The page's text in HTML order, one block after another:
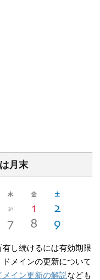
月末
し続けるには有効期限
メインの更新について
イン更新の解説なども